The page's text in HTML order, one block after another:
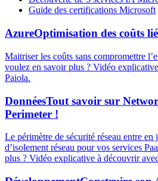
Guide des certifications Microsoft
AzureOptimisation des coûts
Maitriser les coûts sans compromettre
voulez en savoir plus ? Vidéo
Paiola.
DonnéesTout savoir sur
Perimeter !
Le périmètre de sécurité réseau entre
d’isolement réseau pour vos services
plus ? Vidéo explicative à découvrir